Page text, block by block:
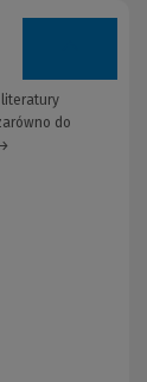
literatury
do